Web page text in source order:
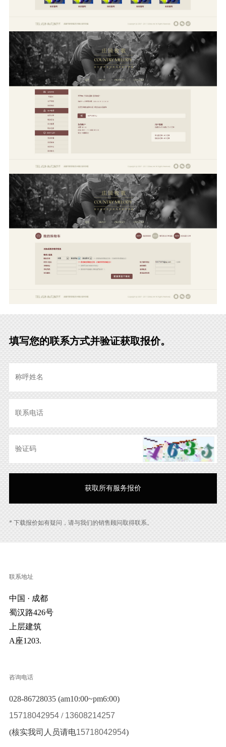
填写您的联系方式并验证获取报价。
* 下载报价如有疑问，请与我们的销售顾问取得联系。
联系地址
中国 · 成都
蜀汉路426号
上层建筑
A座1203.
咨询电话
028-86728035 (am10:00~pm6:00)
15718042954/ 13608214257
(核实我司人员请电15718042954)